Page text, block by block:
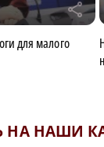
r
для малого
НАШИ